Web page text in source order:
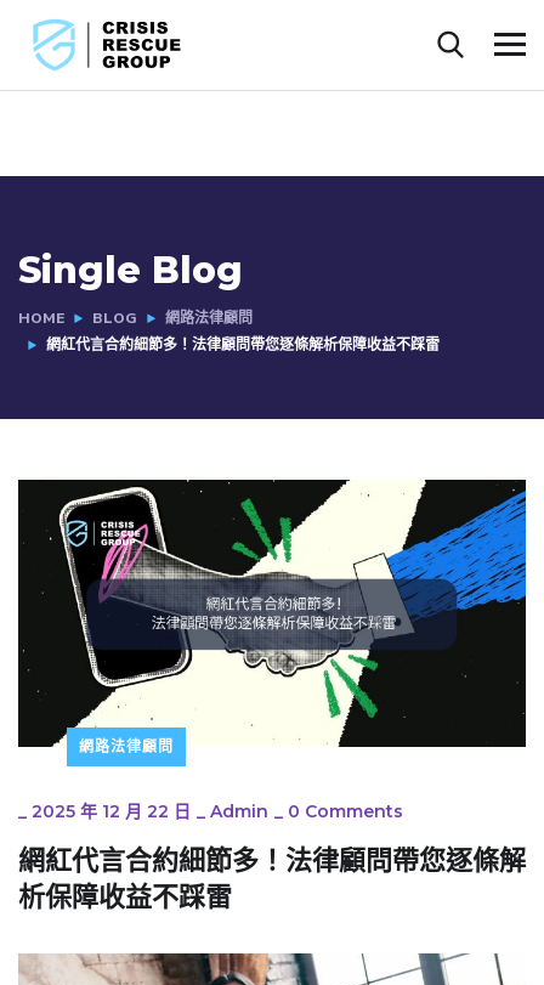
Single Blog
HOME BLOG
網路法律顧問
網紅代言合約細節多！法律顧問帶您逐條解析保障收益不踩雷
網路法律顧問
_ 2025 年 12 月 22 日 _ Admin _ 0 Comments
網紅代言合約細節多！法律顧問帶您逐條解
析保障收益不踩雷